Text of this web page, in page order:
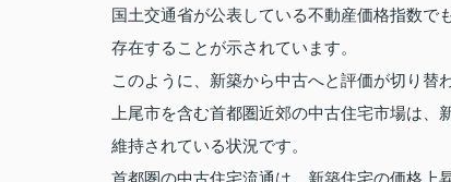
国土交通省が公表している不動産価格指数で
存在することが示されています。
このように、新築から中古へと評価が切り替
上尾市を含む首都圏近郊の中古住宅市場は
維持されている状況です。
首都圏の中古住宅流通は、新築住宅の価格上